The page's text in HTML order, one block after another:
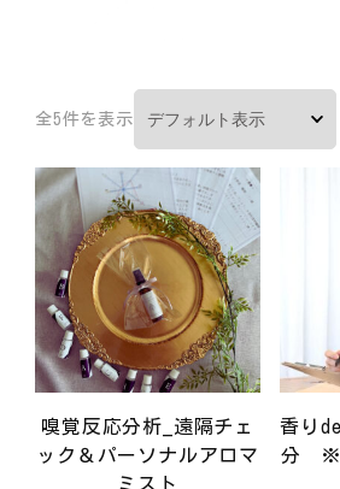
全5件を表示
嗅覚反応分析_遠隔チェ
ック＆パーソナルアロマ
ミスト
香り
分 ※